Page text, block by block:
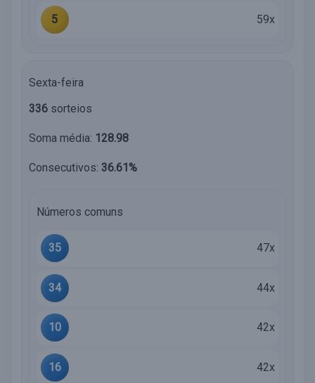
5 59x
Sexta-feira
336 sorteios
Soma média: 128.98
Consecutivos: 36.61%
Números comuns
35 47x
34 44x
10 42x
16 42x